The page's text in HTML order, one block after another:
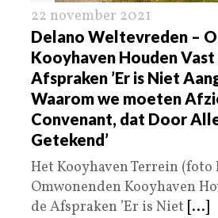
22 november 2021
Delano Weltevreden –
Kooyhaven Houden Vast
Afspraken ’Er is Niet
Waarom we moeten
Convenant, dat Door
Getekend’
Het Kooyhaven Terrein (foto
Omwonenden Kooyhaven
de Afspraken ’Er is Niet [...]